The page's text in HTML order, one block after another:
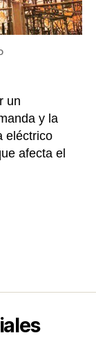
un
y la
eléctrico
afecta el